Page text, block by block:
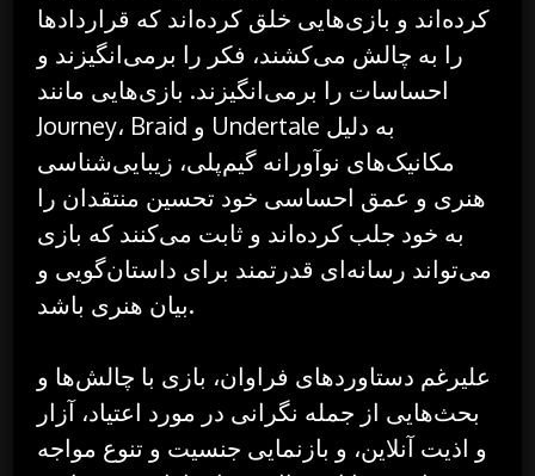
کرده‌اند و بازی‌هایی خلق کرده‌اند که قراردادها
را به چالش می‌کشند، فکر را برمی‌انگیزند و
احساسات را برمی‌انگیزند. بازی‌هایی مانند
Journey، Braid و Undertale به دلیل
مکانیک‌های نوآورانه گیم‌پلی، زیبایی‌شناسی
هنری و عمق احساسی خود تحسین منتقدان را
به خود جلب کرده‌اند و ثابت می‌کنند که بازی
می‌تواند رسانه‌ای قدرتمند برای داستان‌گویی و
بیان هنری باشد.
علیرغم دستاوردهای فراوان، بازی با چالش‌ها و
بحث‌هایی از جمله نگرانی در مورد اعتیاد، آزار
و اذیت آنلاین، و بازنمایی جنسیت و تنوع مواجه